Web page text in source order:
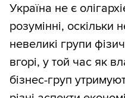
Україна не є
розумінні, оскільки
невеликі групи
вгорі, у той час як
бізнес-груп